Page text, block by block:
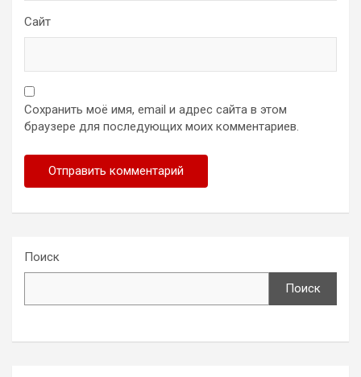
Сайт
Сохранить моё имя, email и адрес сайта в этом
браузере для последующих моих комментариев.
Поиск
Поиск